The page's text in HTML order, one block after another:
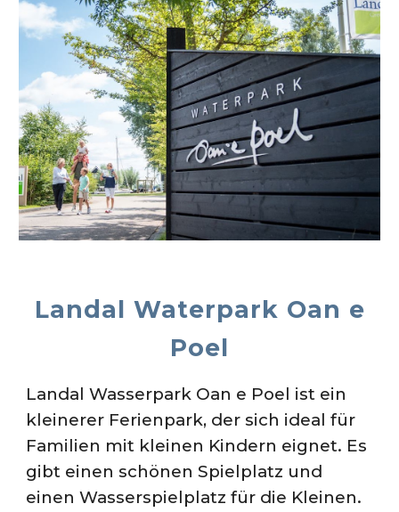
Landal Waterpark Oan e
Poel
Landal Wasserpark Oan e Poel ist ein
kleinerer Ferienpark, der sich ideal für
Familien mit kleinen Kindern eignet. Es
gibt einen schönen Spielplatz und
einen Wasserspielplatz für die Kleinen.